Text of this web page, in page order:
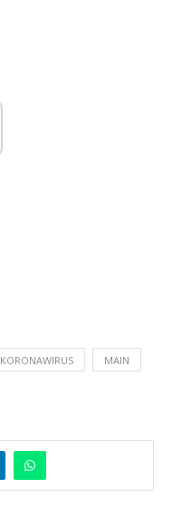
KORONAWIRUS MAIN